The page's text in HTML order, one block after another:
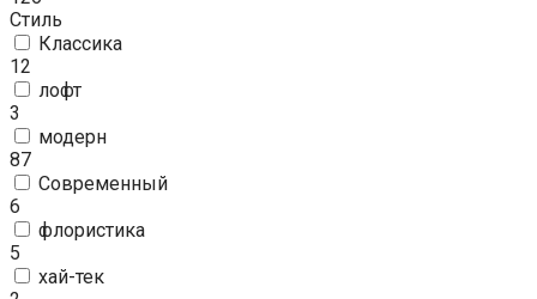
Стиль
Классика
12
лофт
3
модерн
87
Современный
6
флористика
5
хай-тек